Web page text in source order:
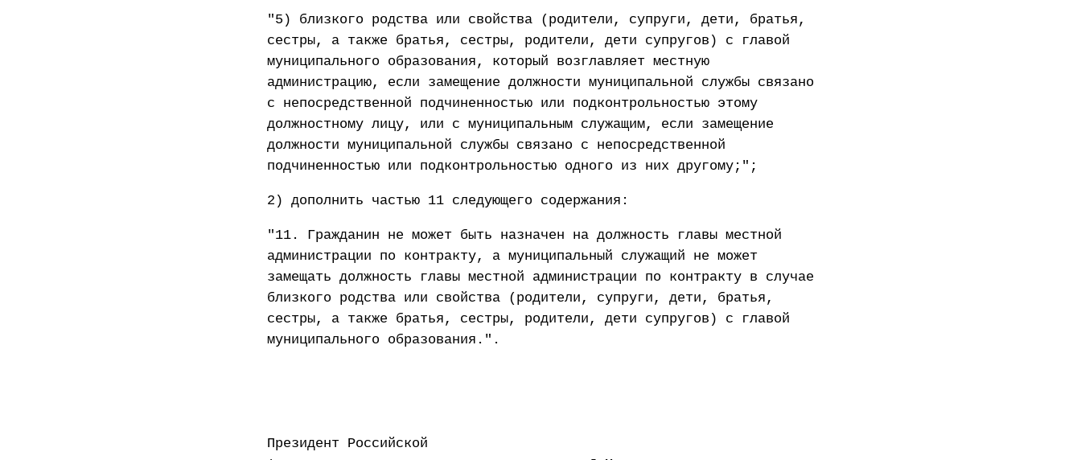
"5) близкого родства или свойства (родители, супруги, дети, братья,
сестры, а также братья, сестры, родители, дети супругов) с главой
муниципального образования, который возглавляет местную
администрацию, если замещение должности муниципальной службы связано
с непосредственной подчиненностью или подконтрольностью этому
должностному лицу, или с муниципальным служащим, если замещение
должности муниципальной службы связано с непосредственной
подчиненностью или подконтрольностью одного из них другому;";
2) дополнить частью 11 следующего содержания:
"11. Гражданин не может быть назначен на должность главы местной
администрации по контракту, а муниципальный служащий не может
замещать должность главы местной администрации по контракту в случае
близкого родства или свойства (родители, супруги, дети, братья,
сестры, а также братья, сестры, родители, дети супругов) с главой
муниципального образования.".
Президент Российской